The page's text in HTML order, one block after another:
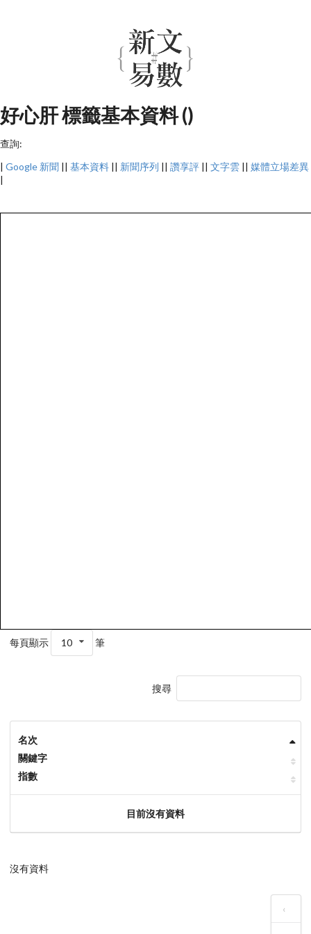
好心肝 標籤基本資料 ()
查詢:
| Google 新聞 || 基本資料 || 新聞序列 || 讚享評 || 文字雲 || 媒體立場差異
|
每頁顯示 10 筆
搜尋
名次
關鍵字
指數
目前沒有資料
沒有資料
‹